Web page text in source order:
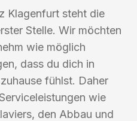
Klagenfurt steht die
Stelle. Wir möchten
wie möglich
dass du dich in
fühlst. Daher
wie
den Abbau und